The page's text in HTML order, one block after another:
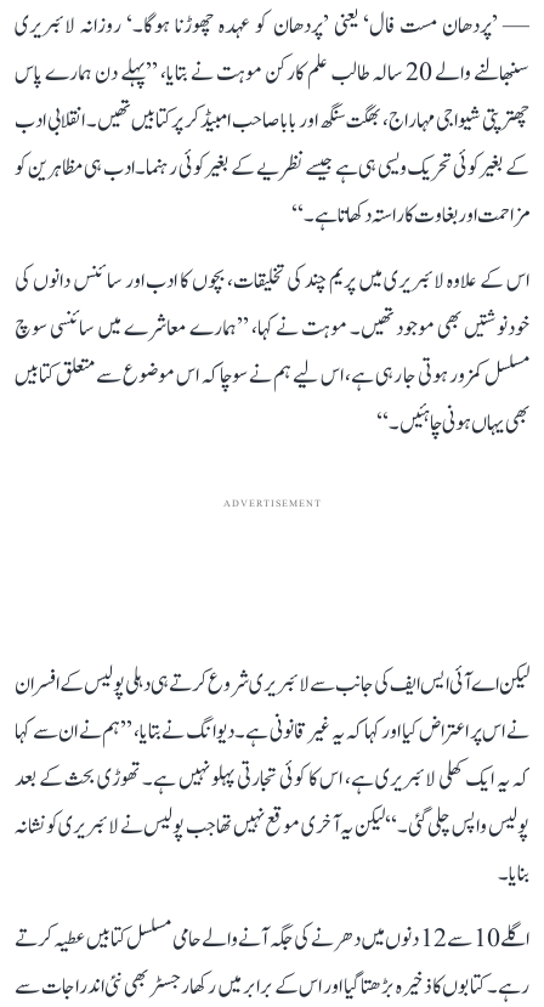
— ’پردھان مست فال‘ یعنی ’پردھان کو عہدہ چھوڑنا ہوگا۔‘ روزانہ لائبریری
سنبھالنے والے 20 سالہ طالب علم کارکن موہت نے بتایا، ’’پہلے دن ہمارے پاس
چھترپتی شیواجی مہاراج، بھگت سنگھ اور بابا صاحب امبیڈکر پر کتابیں تھیں۔ انقلابی ادب
کے بغیر کوئی تحریک ویسی ہی ہے جیسے نظریے کے بغیر کوئی رہنما۔ ادب ہی مظاہرین کو
مزاحمت اور بغاوت کا راستہ دکھاتا ہے۔‘‘
اس کے علاوہ لائبریری میں پریم چند کی تخلیقات، بچوں کا ادب اور سائنس دانوں کی
خودنوشتیں بھی موجود تھیں۔ موہت نے کہا، ’’ہمارے معاشرے میں سائنسی سوچ
مسلسل کمزور ہوتی جا رہی ہے، اس لیے ہم نے سوچا کہ اس موضوع سے متعلق کتابیں
بھی یہاں ہونی چاہئیں۔‘‘
ADVERTISEMENT
لیکن اے آئی ایس ایف کی جانب سے لائبریری شروع کرتے ہی دہلی پولیس کے افسران
نے اس پر اعتراض کیا اور کہا کہ یہ غیر قانونی ہے۔ دیوانگ نے بتایا، ’’ہم نے ان سے کہا
کہ یہ ایک کھلی لائبریری ہے، اس کا کوئی تجارتی پہلو نہیں ہے۔ تھوڑی بحث کے بعد
پولیس واپس چلی گئی۔‘‘ لیکن یہ آخری موقع نہیں تھا جب پولیس نے لائبریری کو نشانہ
بنایا۔
اگلے 10 سے 12 دنوں میں دھرنے کی جگہ آنے والے حامی مسلسل کتابیں عطیہ کرتے
رہے۔ کتابوں کا ذخیرہ بڑھتا گیا اور اس کے برابر میں رکھا رجسٹر بھی نئی اندراجات سے